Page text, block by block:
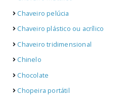
Chaveiro pelúcia
Chaveiro plástico ou acrílico
Chaveiro tridimensional
Chinelo
Chocolate
Chopeira portátil